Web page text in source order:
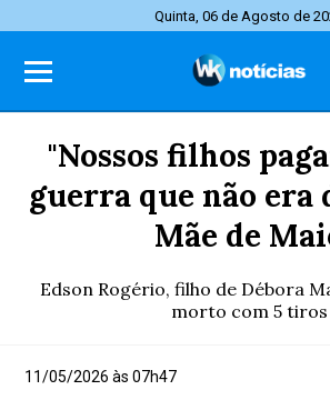
Quinta, 06 de Agosto de
"Nossos filhos
guerra que não era
Mãe de
Edson Rogério, filho de Débora
morto com 5 tiros
11/05/2026 às 07h47